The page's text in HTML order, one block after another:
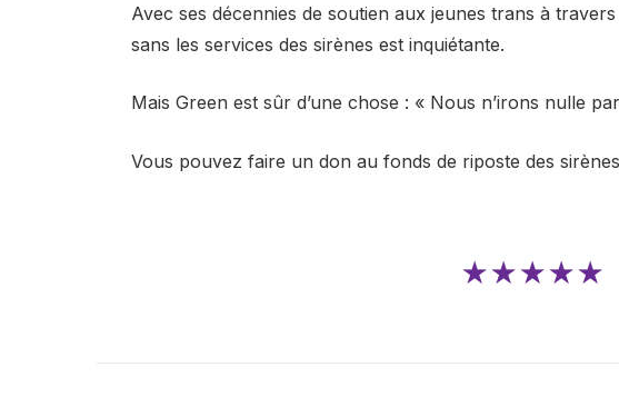
Avec ses décennies de soutien aux jeunes trans à travers
sans les services des sirènes est inquiétante.
Mais Green est sûr d’une chose : « Nous n’irons nulle
Vous pouvez faire un don au fonds de riposte des
★★★★★